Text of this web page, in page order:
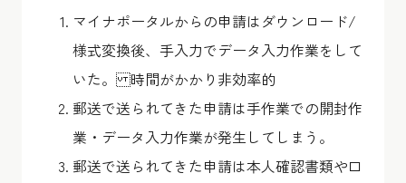
マイナポータルからの申請はダウンロード/
様式変換後、手入力でデータ入力作業をして
いた。 時間がかかり非効率的
郵送で送られてきた申請は手作業での開封作
業・データ入力作業が発生してしまう。
郵送で送られてきた申請は本人確認書類や口